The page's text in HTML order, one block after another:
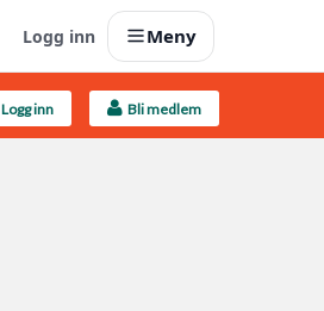
Logg inn Meny
Logg inn Bli medlem